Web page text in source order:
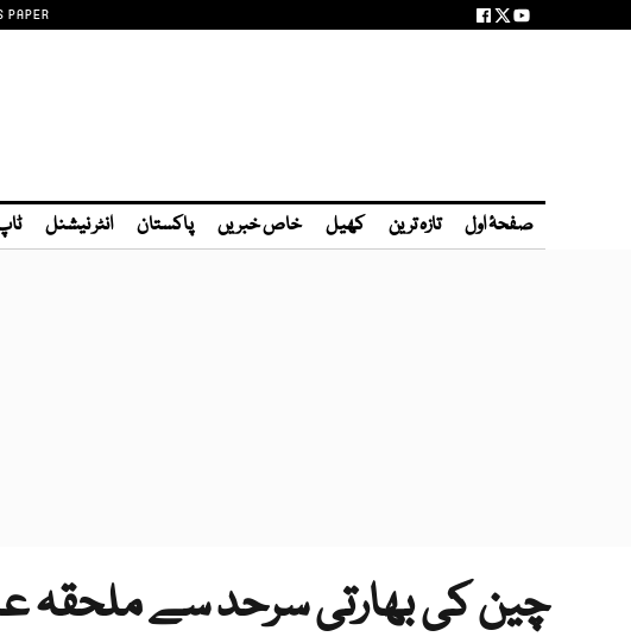
PAPER
صفحۂ اول تازہ ترین کھیل خاص خبریں پاکستان انٹر نیشنل
چین کی بھارتی سرحد سے ملحقہ